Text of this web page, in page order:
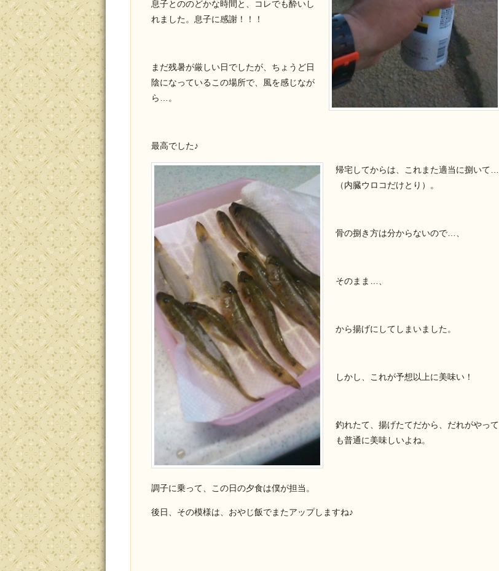
息子とののどかな時間と、コレでも酔いし
れました。息子に感謝！！！
まだ残暑が厳しい日でしたが、ちょうど日
陰になっているこの場所で、風を感じなが
ら…。
最高でした♪
帰宅してからは、これまた適当に捌いて…
（内臓ウロコだけとり）。
骨の捌き方は分からないので…、
そのまま…、
から揚げにしてしまいました。
しかし、これが予想以上に美味い！
釣れたて、揚げたてだから、だれがやって
も普通に美味しいよね。
調子に乗って、この日の夕食は僕が担当。
後日、その模様は、おやじ飯でまたアップしますね♪